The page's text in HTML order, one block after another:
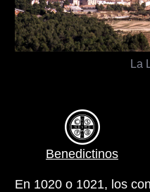
La
Benedictinos
En 1020 o 1021, los